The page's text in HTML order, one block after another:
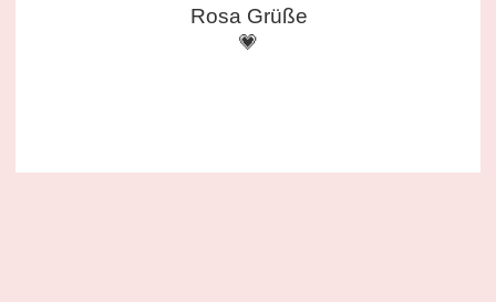
Rosa Grüße
💗